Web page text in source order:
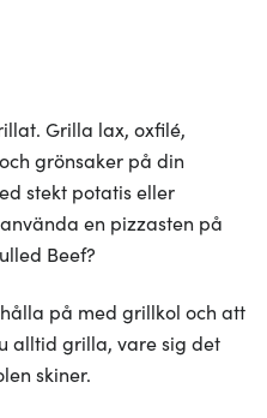
Grilla lax, oxfilé,
grönsaker på din
stekt potatis eller
en pizzasten på
Beef?
på med grillkol och att
alltid grilla, vare sig det
skiner.